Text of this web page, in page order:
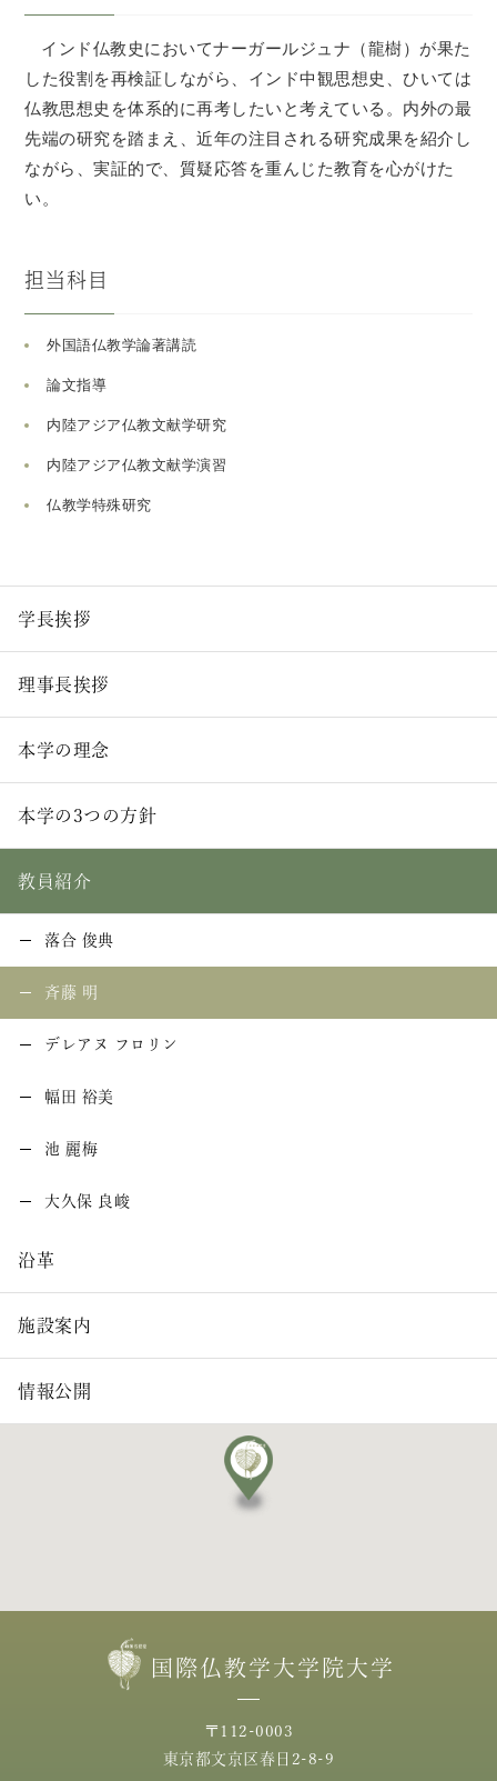
インド仏教史においてナーガールジュナ（龍樹）が果た
した役割を再検証しながら、インド中観思想史、ひいては
仏教思想史を体系的に再考したいと考えている。内外の最
先端の研究を踏まえ、近年の注目される研究成果を紹介し
ながら、実証的で、質疑応答を重んじた教育を心がけた
い。
担当科目
外国語仏教学論著講読
論文指導
内陸アジア仏教文献学研究
内陸アジア仏教文献学演習
仏教学特殊研究
学長挨拶
理事長挨拶
本学の理念
本学の3つの方針
教員紹介
落合 俊典
斉藤 明
デレアヌ フロリン
幅田 裕美
池 麗梅
大久保 良峻
沿革
施設案内
情報公開
国際仏教学大学院大学
〒112-0003
東京都文京区春日2-8-9